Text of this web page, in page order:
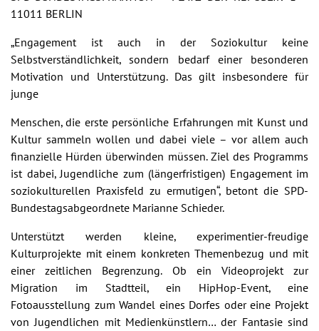
11011 BERLIN
„Engagement ist auch in der Soziokultur keine
Selbstverständlichkeit, sondern bedarf einer besonderen
Motivation und Unterstützung. Das gilt insbesondere für
junge
Menschen, die erste persönliche Erfahrungen mit Kunst und
Kultur sammeln wollen und dabei viele – vor allem auch
finanzielle Hürden überwinden müssen. Ziel des Programms
ist dabei, Jugendliche zum (längerfristigen) Engagement im
soziokulturellen Praxisfeld zu ermutigen“, betont die SPD-
Bundestagsabgeordnete Marianne Schieder.
Unterstützt werden kleine, experimentier-freudige
Kulturprojekte mit einem konkreten Themenbezug und mit
einer zeitlichen Begrenzung. Ob ein Videoprojekt zur
Migration im Stadtteil, ein HipHop-Event, eine
Fotoausstellung zum Wandel eines Dorfes oder eine Projekt
von Jugendlichen mit Medienkünstlern… der Fantasie sind